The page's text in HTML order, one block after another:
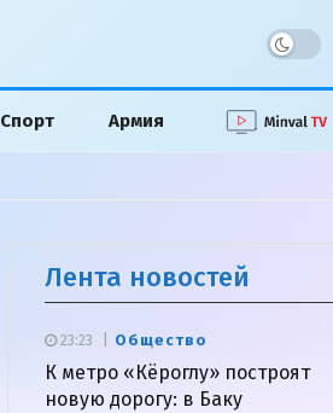
Спорт Армия
Лента новостей
Общество
К метро «Кёроглу» построят
новую дорогу: в Баку
23:23